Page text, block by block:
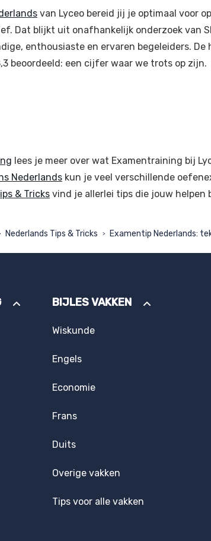
van Lyceo bereid jij je optimaal voor
Dat blijkt uit onafhankelijk onderzoek van
enthousiaste en ervaren begeleiders.
beoordeeld: een cijfer waar we trots op zijn.
lees je meer over wat Examentraining bij
Nederlands kun je veel verschillende
& Tricks vind je allerlei tips die jouw helpen
Nederlands Tips & Tricks > Examentip Nederlands:
BIJLES VAKKEN
Wiskunde
Engels
Economie
Frans
Duits
Overige vakken
Tips voor alle vakken